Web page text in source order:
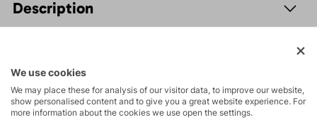
Description
Maintenance
We use cookies
We may place these for analysis of our visitor data, to improve our website,
show personalised content and to give you a great website experience. For
more information about the cookies we use open the settings.